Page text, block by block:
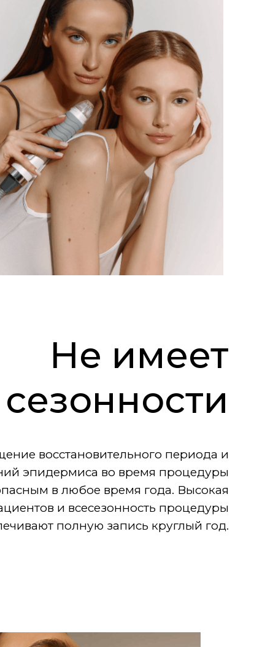
Не имеет
сезонности
восстановительного периода и
эпидермиса во время процедуры
в любое время года. Высокая
и всесезонность процедуры
полную запись круглый год.